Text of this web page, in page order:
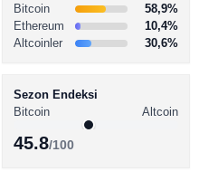
Bitcoin
58,9%
Ethereum
10,4%
Altcoinler
30,6%
Sezon Endeksi
Bitcoin
Altcoin
45.8/100